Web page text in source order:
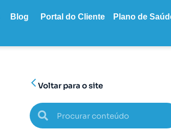
Blog Portal do Cliente Plano de
Voltar para o site